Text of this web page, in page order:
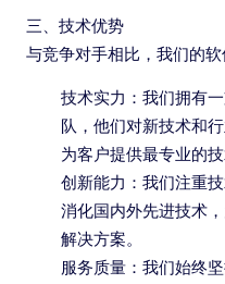
三、技术优势
与竞争对手相比，我们的
技术实力：我们拥有
队，他们对新技术和
为客户提供最专业的技
创新能力：我们注重
消化国内外先进技术
解决方案。
服务质量：我们始终